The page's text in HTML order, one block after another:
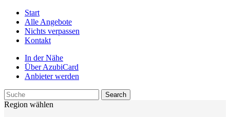
Start
Alle Angebote
Nichts verpassen
Kontakt
In der Nähe
Über AzubiCard
Anbieter werden
Region wählen